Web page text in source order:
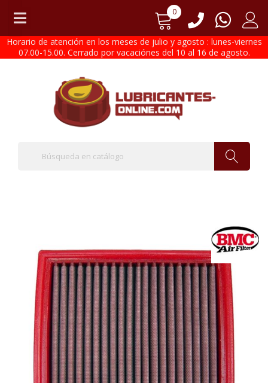
0
Horario de atención en los meses de julio y agosto : lunes-viernes
07.00-15.00. Cerrado por vacaciónes del 10 al 16 de agosto.